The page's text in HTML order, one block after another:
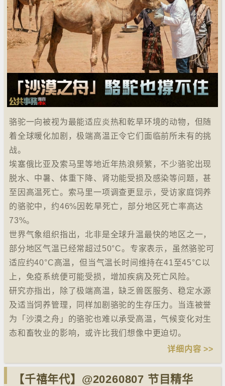
骆驼一向被视为最能适应炎热和乾旱环境的动物，但随
着全球暖化加剧，极端高温正令它们面临前所未有的挑
战。
埃塞俄比亚及索马里等地近年热浪频繁，不少骆驼出现
脱水、中暑、体重下降、肾功能受损及感染等问题，甚
至因高温死亡。索马里一项调查更显示，受访家庭饲养
的骆驼中，约46%因乾旱死亡，部分地区死亡率高达
73%。
世界气象组织指出，北非是全球升温最快的地区之一，
部分地区气温已经常超过50°C。专家表示，虽然骆驼可
适应约40°C高温，但当气温长时间维持在41至45°C以
上，免疫系统便可能受损，增加疾病及死亡风险。
研究亦指出，除了极端高温，缺乏兽医服务、稳定水源
及适当饲养管理，同样加剧骆驼的生存压力。当连被誉
为「沙漠之舟」的骆驼也难以承受高温，气候变化对生
态和畜牧业的影响，或许比我们想像中更迫切。
详细内容 >>
【千禧年代】@20260807 节目精华